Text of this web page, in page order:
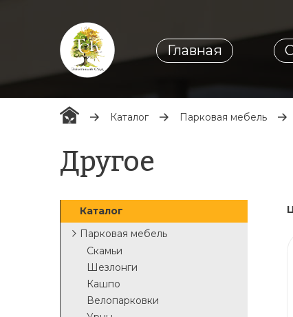
Главная
Каталог Парковая мебель
Другое
Каталог
Парковая мебель
Скамьи
Шезлонги
Кашпо
Велопарковки